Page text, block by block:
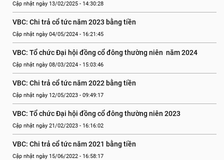
Cập nhật ngày 13/02/2025 - 14:30:28
VBC: Chi trả cổ tức năm 2023 bằng tiền
Cập nhật ngày 04/05/2024 - 16:21:45
VBC: Tổ chức Đại hội đồng cổ đông thường niên  năm 2024
Cập nhật ngày 08/03/2024 - 15:03:46
VBC: Chi trả cổ tức năm 2022 bằng tiền
Cập nhật ngày 12/05/2023 - 09:49:17
VBC: Tổ chức Đại hội đồng cổ đông thường niên 2023
Cập nhật ngày 21/02/2023 - 16:16:02
VBC: Chi trả cổ tức năm 2021 bằng tiền
Cập nhật ngày 15/06/2022 - 16:58:17